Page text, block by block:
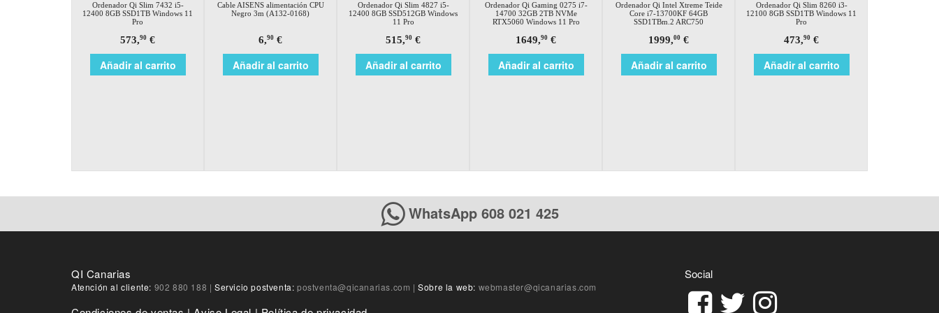
Ordenador Qi Slim 7432 i5-
12400 8GB SSD1TB Windows 11
Pro
573,90 €
Añadir al carrito
Cable AISENS alimentación CPU
Negro 3m (A132-0168)
6,90 €
Añadir al carrito
Ordenador Qi Slim 4827 i5-
12400 8GB SSD512GB Windows
11 Pro
515,90 €
Añadir al carrito
Ordenador Qi Gaming 0275 i7-
14700 32GB 2TB NVMe
RTX5060 Windows 11 Pro
1649,90 €
Añadir al carrito
Ordenador Qi Intel Xtreme Teide
Core i7-13700KF 64GB
SSD1TBm.2 ARC750
1999,00 €
Añadir al carrito
Ordenador Qi Slim 8260 i3-
12100 8GB SSD1TB Windows 11
Pro
473,90 €
Añadir al carrito
WhatsApp 608 021 425
Social
QI Canarias
Atención al cliente: 902 880 188 | Servicio postventa:postventa@qicanarias.com | Sobre la web: webmaster@qicanarias.com